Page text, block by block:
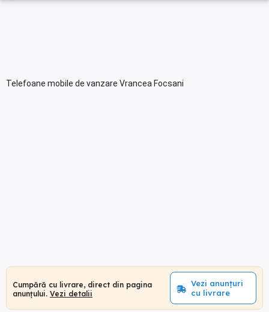
Telefoane mobile de vanzare Vrancea Focsani
Cumpără cu livrare, direct din pagina
anunțului. Vezi detalii
Vezi anunțuri
cu livrare